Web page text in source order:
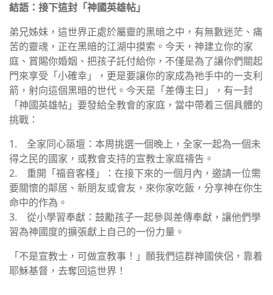
結語：接下這封「神國英雄帖」
弟兄姊妹，這世界正處於屬靈的黑暗之中，有無數迷茫、痛
苦的靈魂，正在黑暗的江湖中摸索。今天，神建立你的家
庭、賞賜你婚姻、把孩子託付給你，不僅是為了讓你們關起
門來享受「小確幸」，更是要讓你的家成為祂手中的一支利
箭，射向這個黑暗的世代。今天是「差傳主日」，有一封
「神國英雄帖」要發給全教會的家庭，當中帶着三個具體的
挑戰：
1. 全家同心築壇：本周挑選一個晚上，全家一起為一個未
得之民的國家，或教會支持的宣教士家庭禱告。
2. 重開「福音客棧」：在接下來的一個月內，邀請一位需
要關懷的鄰居、新朋友或會友，來你家吃飯，分享神在你生
命中的作為。
3. 從小學習奉獻：鼓勵孩子一起參與差傳奉獻，讓他們學
習為神國度的擴張獻上自己的一份力量。
「不是宣教士，可做宣教事！」願我們這群神國俠侶，靠着
耶穌基督，去奪回這世界！